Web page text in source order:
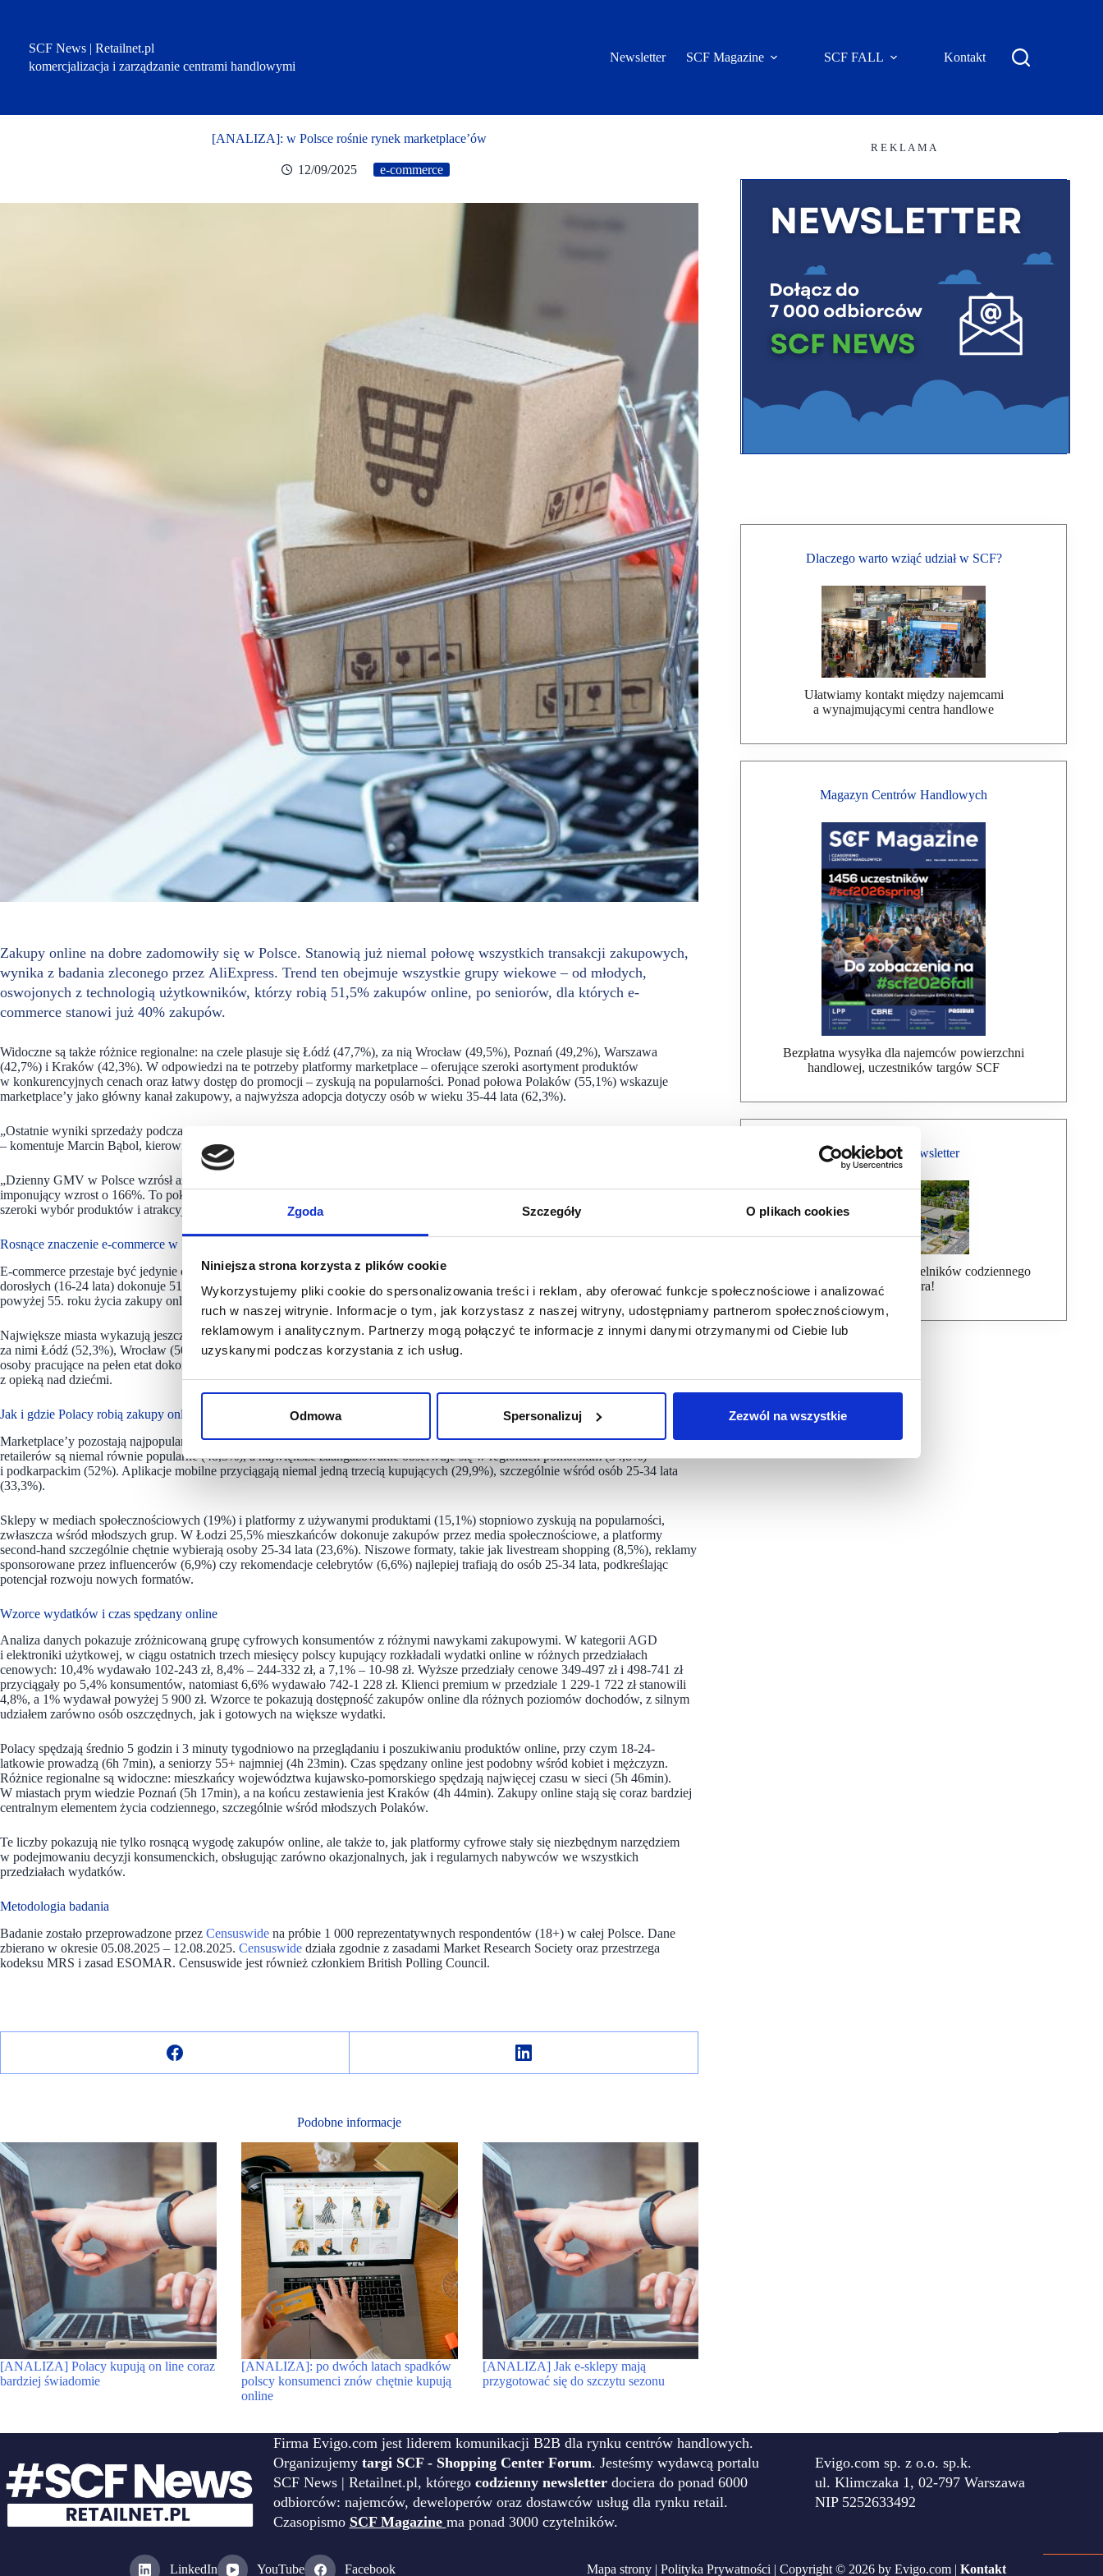
Zgoda Szczegóły O plikach cookies
Niniejsza strona korzysta z plików cookie
Wykorzystujemy pliki cookie do spersonalizowania treści i reklam, aby oferować funkcje społecznościowe i analizować
ruch w naszej witrynie. Informacje o tym, jak korzystasz z naszej witryny, udostępniamy partnerom społecznościowym,
reklamowym i analitycznym. Partnerzy mogą połączyć te informacje z innymi danymi otrzymanymi od Ciebie lub
uzyskanymi podczas korzystania z ich usług.
Odmowa Spersonalizuj Zezwól na wszystkie
SCF News | Retailnet.pl
komercjalizacja i zarządzanie centrami handlowymi
Newsletter SCF Magazine SCF FALL Kontakt
[ANALIZA]: w Polsce rośnie rynek marketplace’ów
12/09/2025 e-commerce
Zakupy online na dobre zadomowiły się w Polsce. Stanowią już niemal połowę wszystkich transakcji zakupowych,
wynika z badania zleconego przez AliExpress. Trend ten obejmuje wszystkie grupy wiekowe – od młodych,
oswojonych z technologią użytkowników, którzy robią 51,5% zakupów online, po seniorów, dla których e-
commerce stanowi już 40% zakupów.
Widoczne są także różnice regionalne: na czele plasuje się Łódź (47,7%), za nią Wrocław (49,5%), Poznań (49,2%), Warszawa
(42,7%) i Kraków (42,3%). W odpowiedzi na te potrzeby platformy marketplace – oferujące szeroki asortyment produktów
w konkurencyjnych cenach oraz łatwy dostęp do promocji – zyskują na popularności. Ponad połowa Polaków (55,1%) wskazuje
marketplace’y jako główny kanał zakupowy, a najwyższa adopcja dotyczy osób w wieku 35-44 lata (62,3%).
„Ostatnie wyniki sprzedaży podczas promocji „back to school” na AliExpress pokazują, jak silnie rozwija się handel online w Polsce”
– komentuje Marcin Bąbol, kierownik ds. marketingu i rozwoju rynku w AliExpress Polska.
„Dzienny GMV w Polsce wzrósł aż o 82%, a lokalni sprzedawcy, zarówno polscy, jak i chińscy z magazynami w kraju, odnotowali
imponujący wzrost o 166%. To pokazuje, że marketplace’y stają się dla Polaków głównym miejscem zakupów, oferując wygodę,
szeroki wybór produktów i atrakcyjne ceny.”
Rosnące znaczenie e-commerce w Polsce
E-commerce przestaje być jedynie dodatkiem do tradycyjnego handlu i staje się codziennym nawykiem. Ponad połowa młodych
dorosłych (16-24 lata) dokonuje 51,5% zakupów online, podobny odsetek odnotowuje grupa 25-34 lat (50,8%). Nawet wśród osób
powyżej 55. roku życia zakupy online stanowią 40,1% wszystkich transakcji, co świadczy o szerokiej akceptacji wśród pokoleń.
Największe miasta wykazują jeszcze większe zaangażowanie w e-commerce: Kraków (57,7%) i Warszawa (57,4%) prowadzą,
za nimi Łódź (52,3%), Wrocław (50,5%) i Poznań (50,8%). Profesjonalnie aktywni Polacy są szczególnie zaangażowani, przy czym
osoby pracujące na pełen etat dokonują 46,2% zakupów online. Duży udział w e-commerce mają też studenci i rodzice łączący pracę
z opieką nad dziećmi.
Jak i gdzie Polacy robią zakupy online
Marketplace’y pozostają najpopularniejszym kanałem zakupów online – korzysta z nich 55,1% konsumentów w Polsce. Strony własne
retailerów są niemal równie popularne (48,3%), a największe zaangażowanie obserwuje się w regionach pomorskim (54,8%)
i podkarpackim (52%). Aplikacje mobilne przyciągają niemal jedną trzecią kupujących (29,9%), szczególnie wśród osób 25-34 lata
(33,3%).
Sklepy w mediach społecznościowych (19%) i platformy z używanymi produktami (15,1%) stopniowo zyskują na popularności,
zwłaszcza wśród młodszych grup. W Łodzi 25,5% mieszkańców dokonuje zakupów przez media społecznościowe, a platformy
second-hand szczególnie chętnie wybierają osoby 25-34 lata (23,6%). Niszowe formaty, takie jak livestream shopping (8,5%), reklamy
sponsorowane przez influencerów (6,9%) czy rekomendacje celebrytów (6,6%) najlepiej trafiają do osób 25-34 lata, podkreślając
potencjał rozwoju nowych formatów.
Wzorce wydatków i czas spędzany online
Analiza danych pokazuje zróżnicowaną grupę cyfrowych konsumentów z różnymi nawykami zakupowymi. W kategorii AGD
i elektroniki użytkowej, w ciągu ostatnich trzech miesięcy polscy kupujący rozkładali wydatki online w różnych przedziałach
cenowych: 10,4% wydawało 102-243 zł, 8,4% – 244-332 zł, a 7,1% – 10-98 zł. Wyższe przedziały cenowe 349-497 zł i 498-741 zł
przyciągały po 5,4% konsumentów, natomiast 6,6% wydawało 742-1 228 zł. Klienci premium w przedziale 1 229-1 722 zł stanowili
4,8%, a 1% wydawał powyżej 5 900 zł. Wzorce te pokazują dostępność zakupów online dla różnych poziomów dochodów, z silnym
udziałem zarówno osób oszczędnych, jak i gotowych na większe wydatki.
Polacy spędzają średnio 5 godzin i 3 minuty tygodniowo na przeglądaniu i poszukiwaniu produktów online, przy czym 18-24-
latkowie prowadzą (6h 7min), a seniorzy 55+ najmniej (4h 23min). Czas spędzany online jest podobny wśród kobiet i mężczyzn.
Różnice regionalne są widoczne: mieszkańcy województwa kujawsko-pomorskiego spędzają najwięcej czasu w sieci (5h 46min).
W miastach prym wiedzie Poznań (5h 17min), a na końcu zestawienia jest Kraków (4h 44min). Zakupy online stają się coraz bardziej
centralnym elementem życia codziennego, szczególnie wśród młodszych Polaków.
Te liczby pokazują nie tylko rosnącą wygodę zakupów online, ale także to, jak platformy cyfrowe stały się niezbędnym narzędziem
w podejmowaniu decyzji konsumenckich, obsługując zarówno okazjonalnych, jak i regularnych nabywców we wszystkich
przedziałach wydatków.
Metodologia badania
Badanie zostało przeprowadzone przez Censuswide na próbie 1 000 reprezentatywnych respondentów (18+) w całej Polsce. Dane
zbierano w okresie 05.08.2025 – 12.08.2025. Censuswide działa zgodnie z zasadami Market Research Society oraz przestrzega
kodeksu MRS i zasad ESOMAR. Censuswide jest również członkiem British Polling Council.
Podobne informacje
[ANALIZA] Polacy kupują on line coraz
bardziej świadomie
[ANALIZA]: po dwóch latach spadków
polscy konsumenci znów chętnie kupują
online
[ANALIZA] Jak e-sklepy mają
przygotować się do szczytu sezonu
R E K L A M A
Dlaczego warto wziąć udział w SCF?
Ułatwiamy kontakt między najemcami
a wynajmującymi centra handlowe
Magazyn Centrów Handlowych
Bezpłatna wysyłka dla najemców powierzchni
handlowej, uczestników targów SCF
Bezpłatny Newsletter
Dołącz do ponad 7000 czytelników codziennego
newslettera!
Firma Evigo.com jest liderem komunikacji B2B dla rynku centrów handlowych.
Organizujemy targi SCF - Shopping Center Forum. Jesteśmy wydawcą portalu
SCF News | Retailnet.pl, którego codzienny newsletter dociera do ponad 6000
odbiorców: najemców, deweloperów oraz dostawców usług dla rynku retail.
Czasopismo SCF Magazine ma ponad 3000 czytelników.
Evigo.com sp. z o.o. sp.k.
ul. Klimczaka 1, 02-797 Warszawa
NIP 5252633492
LinkedIn YouTube Facebook Mapa strony| Polityka Prywatności | Copyright © 2026 by Evigo.com | Kontakt